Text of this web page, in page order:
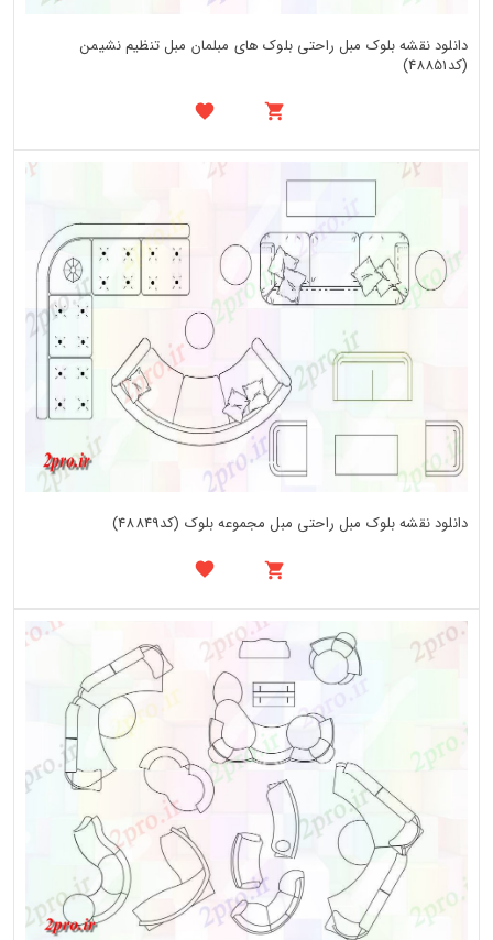
دانلود نقشه بلوک مبل راحتی بلوک های مبلمان مبل تنظیم نشیمن
(کد48851)
دانلود نقشه بلوک مبل راحتی مبل مجموعه بلوک (کد48849)